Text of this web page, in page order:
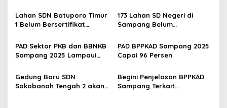
Segini
Lahan SDN Batuporo Timur
1 Belum Bersertifikat
173 Lahan SD Negeri di
Sampang Belum
Kendalanya
PAD Sektor PKB dan BBNKB
Sampang 2025 Lampaui
PAD BPPKAD Sampang 2025
Capai 96 Persen
Gedung Baru SDN
Sokobanah Tengah 2 akan
Begini Penjelasan BPPKAD
Sampang Terkait